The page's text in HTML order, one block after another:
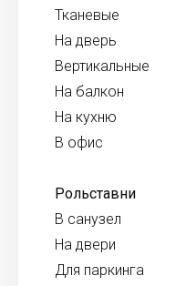
Тканевые
На дверь
Вертикальные
На балкон
На кухню
В офис
Рольставни
В санузел
На двери
Для паркинга